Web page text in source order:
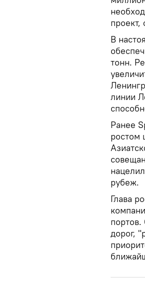
проект,
В
тонн.
линии
Ранее
ростом
рубеж.
Глава
дорог,